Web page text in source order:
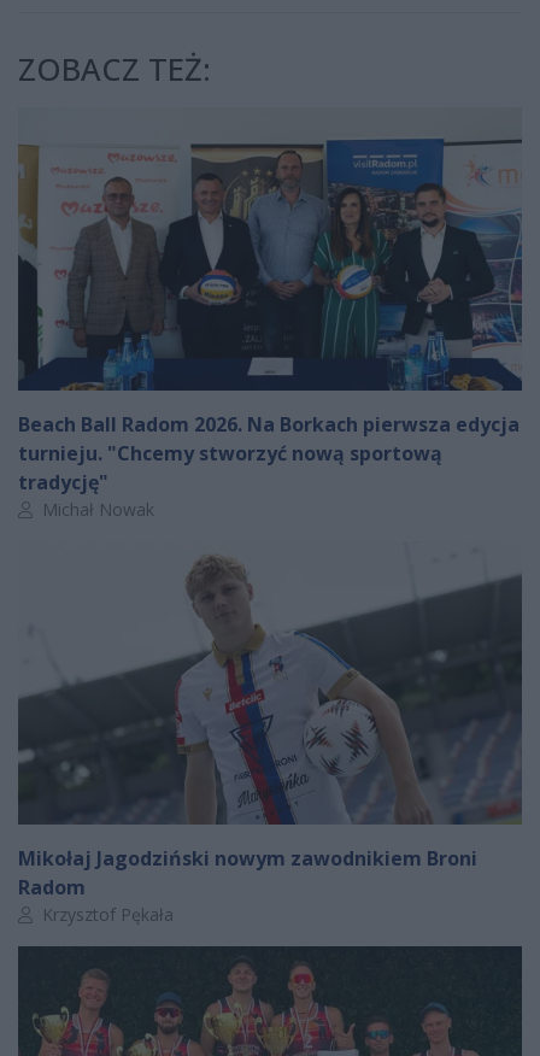
ZOBACZ TEŻ:
Beach Ball Radom 2026. Na Borkach pierwsza edycja
turnieju. "Chcemy stworzyć nową sportową
tradycję"
Autor artykułu:
Michał Nowak
Mikołaj Jagodziński nowym zawodnikiem Broni
Radom
Autor artykułu:
Krzysztof Pękała